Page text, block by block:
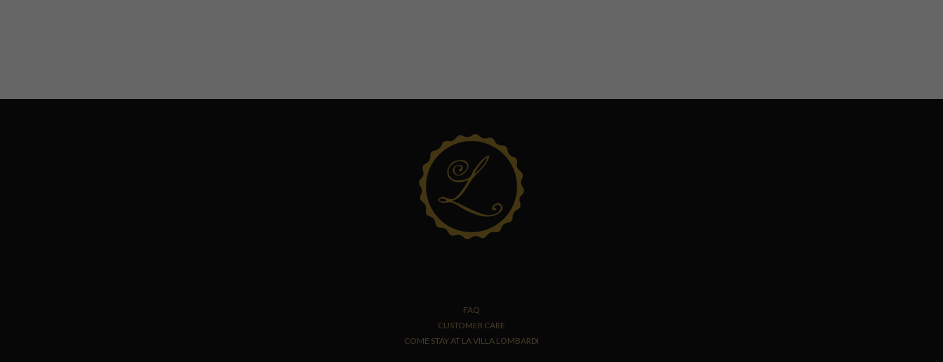
FAQ
CUSTOMER CARE
COME STAY AT LA VILLA LOMBARDI